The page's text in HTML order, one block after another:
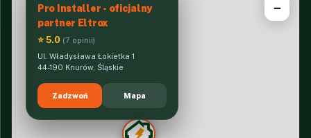
Pro Installer - oficjalny
partner Eltrox
⭐ 5.0 (7 opinii)
Ul. Władysława Łokietka 1
44-190 Knurów, Śląskie
Zadzwoń Mapa
−